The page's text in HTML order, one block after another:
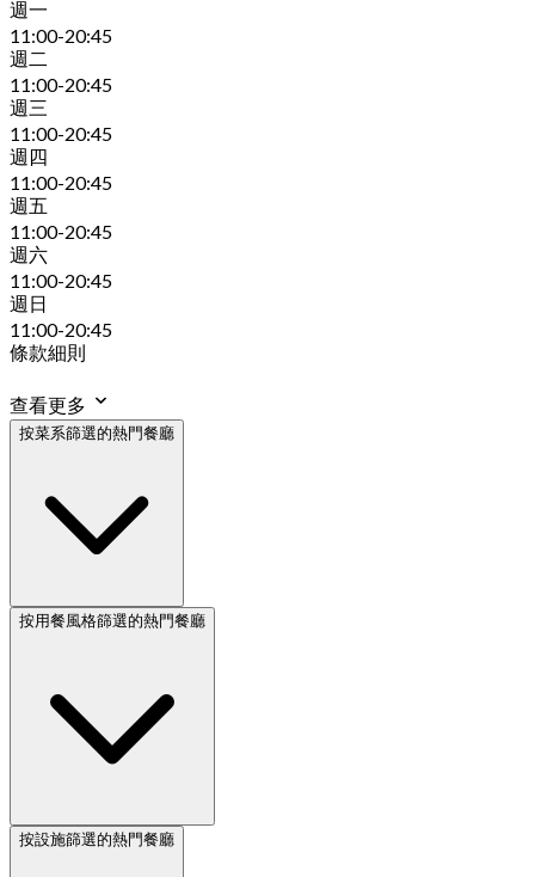
週一
11:00-20:45
週二
11:00-20:45
週三
11:00-20:45
週四
11:00-20:45
週五
11:00-20:45
週六
11:00-20:45
週日
11:00-20:45
條款細則
查看更多
按菜系篩選的熱門餐廳
按用餐風格篩選的熱門餐廳
按設施篩選的熱門餐廳